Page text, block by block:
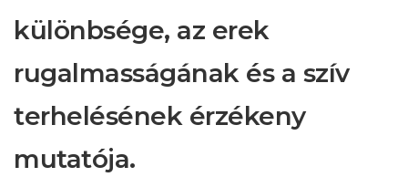
különbsége, az erek
rugalmasságának és a szív
terhelésének érzékeny
mutatója.